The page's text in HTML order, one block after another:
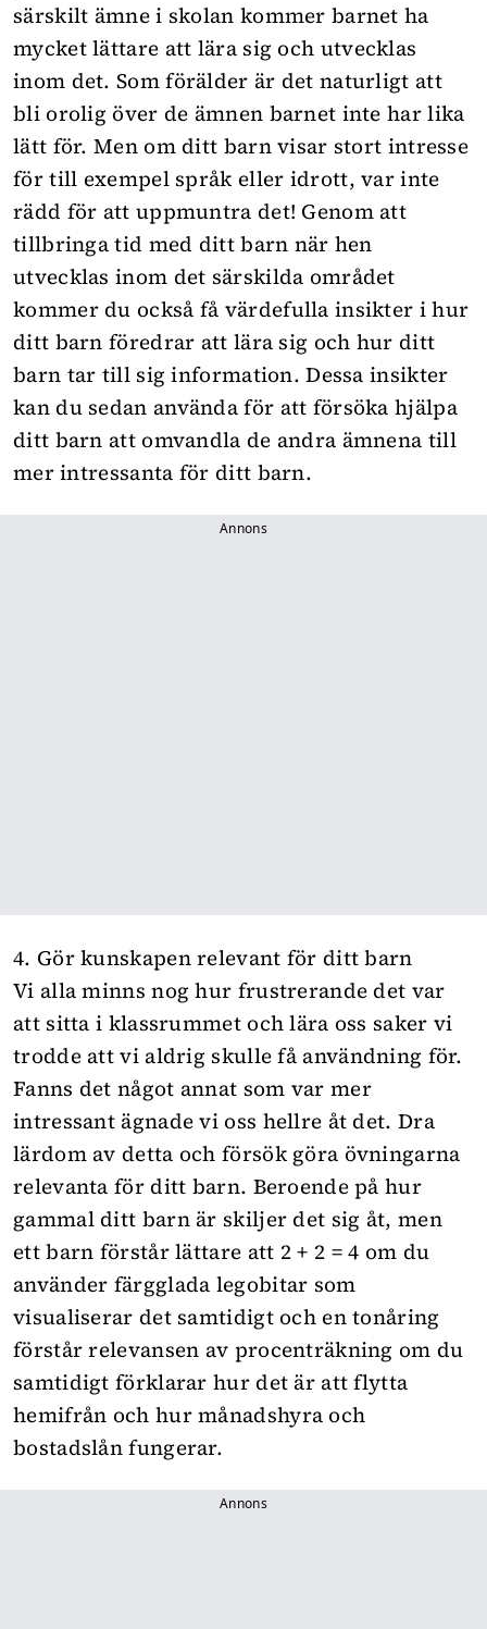
särskilt ämne i skolan kommer barnet ha
mycket lättare att lära sig och utvecklas
inom det. Som förälder är det naturligt att
bli orolig över de ämnen barnet inte har lika
lätt för. Men om ditt barn visar stort intresse
för till exempel språk eller idrott, var inte
rädd för att uppmuntra det! Genom att
tillbringa tid med ditt barn när hen
utvecklas inom det särskilda området
kommer du också få värdefulla insikter i hur
ditt barn föredrar att lära sig och hur ditt
barn tar till sig information. Dessa insikter
kan du sedan använda för att försöka hjälpa
ditt barn att omvandla de andra ämnena till
mer intressanta för ditt barn.
Annons
4. Gör kunskapen relevant för ditt barn
Vi alla minns nog hur frustrerande det var
att sitta i klassrummet och lära oss saker vi
trodde att vi aldrig skulle få användning för.
Fanns det något annat som var mer
intressant ägnade vi oss hellre åt det. Dra
lärdom av detta och försök göra övningarna
relevanta för ditt barn. Beroende på hur
gammal ditt barn är skiljer det sig åt, men
ett barn förstår lättare att 2 + 2 = 4 om du
använder färgglada legobitar som
visualiserar det samtidigt och en tonåring
förstår relevansen av procenträkning om du
samtidigt förklarar hur det är att flytta
hemifrån och hur månadshyra och
bostadslån fungerar.
Annons